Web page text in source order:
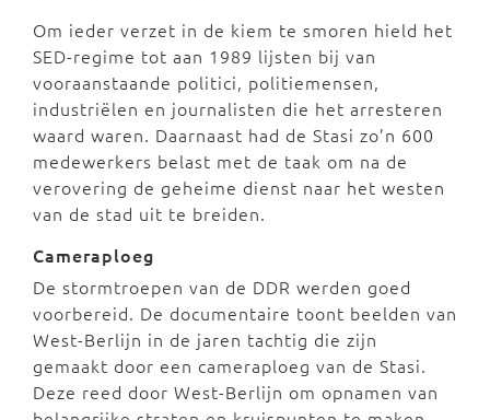
Om ieder verzet in de kiem te smoren hield het
SED-regime tot aan 1989 lijsten bij van
vooraanstaande politici, politiemensen,
industriëlen en journalisten die het arresteren
waard waren. Daarnaast had de Stasi zo’n 600
medewerkers belast met de taak om na de
verovering de geheime dienst naar het westen
van de stad uit te breiden.
Cameraploeg
De stormtroepen van de DDR werden goed
voorbereid. De documentaire toont beelden van
West-Berlijn in de jaren tachtig die zijn
gemaakt door een cameraploeg van de Stasi.
Deze reed door West-Berlijn om opnamen van